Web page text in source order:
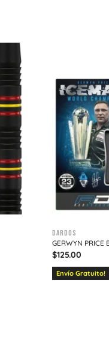
Dardos
GERWYN PRICE
$125.00
Envío Gratuito!